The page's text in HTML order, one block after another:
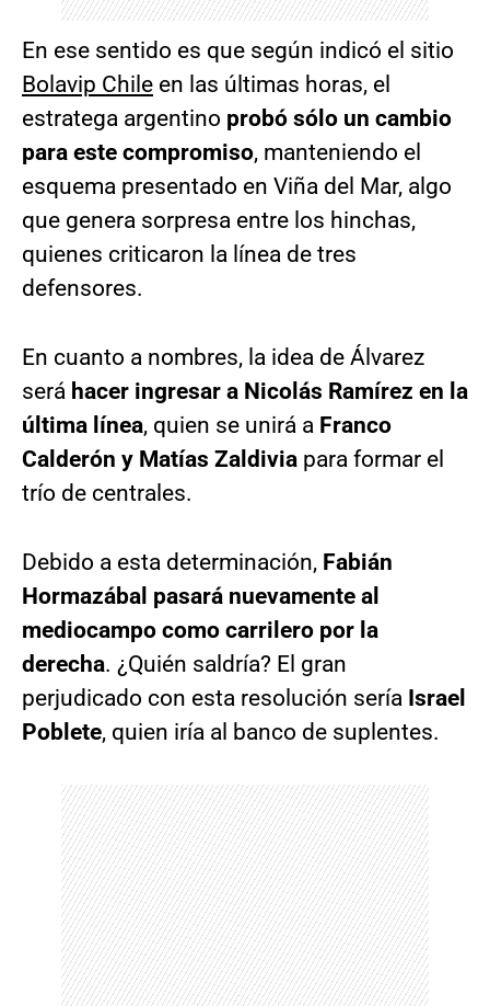
En ese sentido es que según indicó el sitio
Bolavip Chile en las últimas horas, el
estratega argentino probó sólo un cambio
para este compromiso, manteniendo el
esquema presentado en Viña del Mar, algo
que genera sorpresa entre los hinchas,
quienes criticaron la línea de tres
defensores.
En cuanto a nombres, la idea de Álvarez
será hacer ingresar a Nicolás Ramírez en la
última línea, quien se unirá a Franco
Calderón y Matías Zaldivia para formar el
trío de centrales.
Debido a esta determinación, Fabián
Hormazábal pasará nuevamente al
mediocampo como carrilero por la
derecha. ¿Quién saldría? El gran
perjudicado con esta resolución sería Israel
Poblete, quien iría al banco de suplentes.